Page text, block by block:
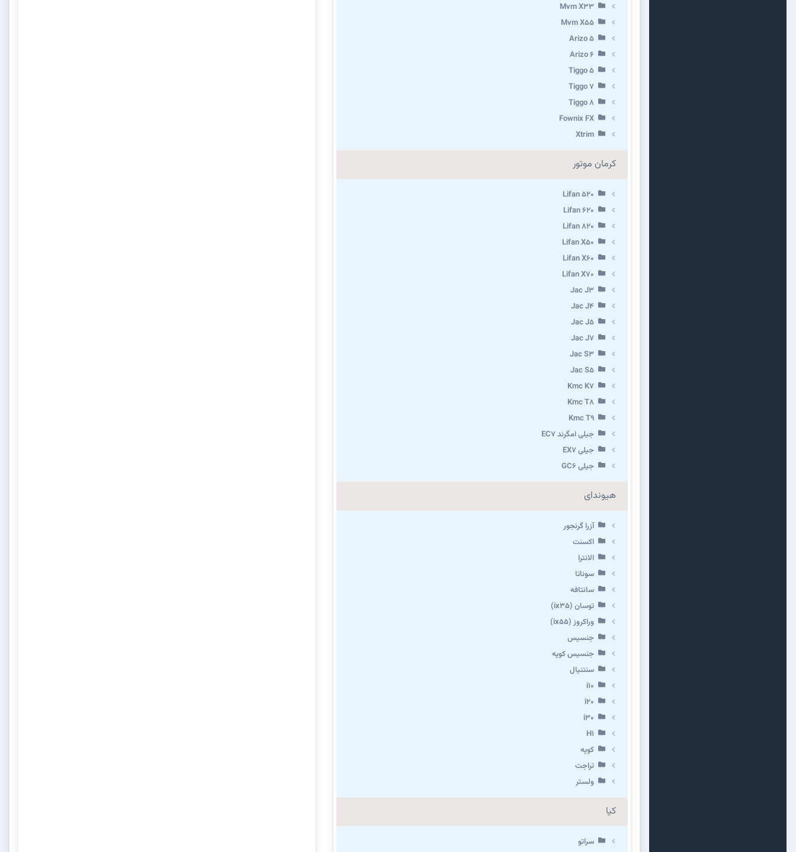
Mvm X33
Mvm X55
Arizo 5
Arizo 6
Tiggo 5
Tiggo 7
Tiggo 8
Fownix FX
Xtrim
کرمان موتور
Lifan 520
Lifan 620
Lifan 820
Lifan X50
Lifan X60
Lifan X70
Jac J3
Jac J4
Jac J5
Jac J7
Jac S3
Jac S5
Kmc K7
Kmc T8
Kmc T9
جیلی امگرند EC7
جیلی EX7
جیلی GC6
هیوندای
آزرا گرنجور
اکسنت
الانترا
سوناتا
سانتافه
توسان (ix35)
وراکروز (ix55)
جنسیس
جنسیس کوپه
سنتنیال
i10
i20
i30
H1
کوپه
تراجت
ولستر
کیا
سراتو